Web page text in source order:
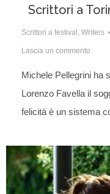
Scrittori a
Scrittori a festival , Writers
Lascia un commento
Michele Pellegrini ha
Lorenzo Favella il
felicità è un sistema